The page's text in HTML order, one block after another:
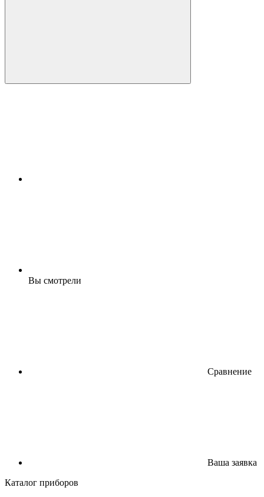
Вы смотрели
Сравнение
Ваша заявка
Каталог приборов